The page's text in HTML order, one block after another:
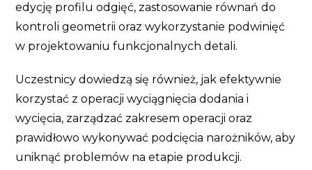
edycję profilu odgięć, zastosowanie równań do
kontroli geometrii oraz wykorzystanie podwinięć
w projektowaniu funkcjonalnych detali.
Uczestnicy dowiedzą się również, jak efektywnie
korzystać z operacji wyciągnięcia dodania i
wycięcia, zarządzać zakresem operacji oraz
prawidłowo wykonywać podcięcia narożników, aby
uniknąć problemów na etapie produkcji.